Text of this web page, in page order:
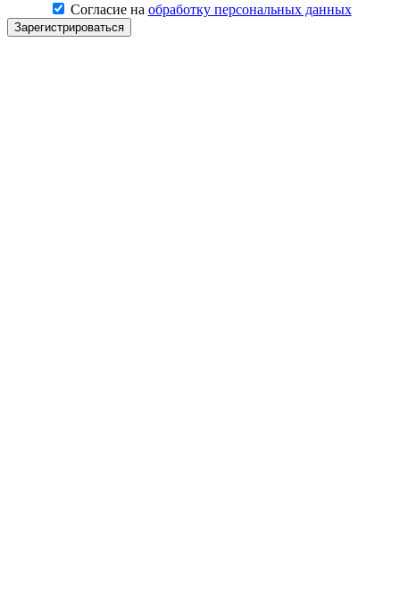
Согласие на обработку персональных данных
Зарегистрироваться